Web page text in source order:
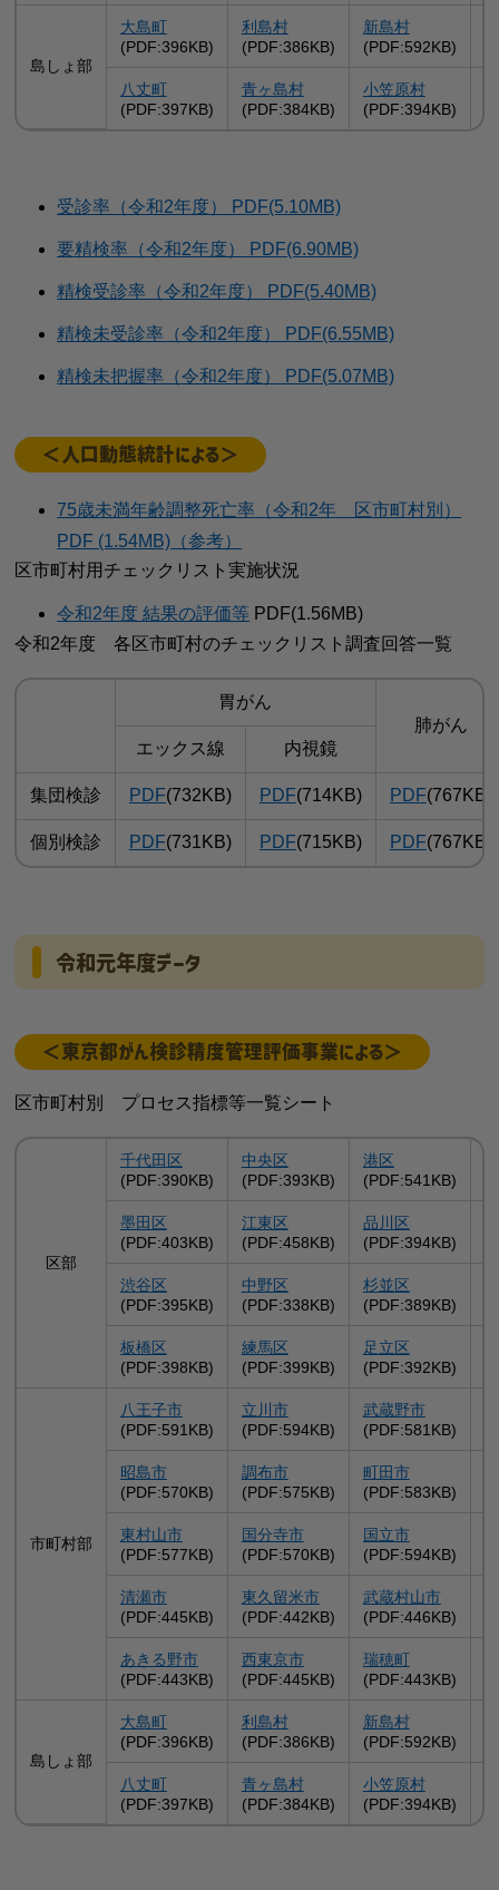
島しょ部
大島町
(PDF:396KB)
利島村
(PDF:386KB)
新島村
(PDF:592KB)
八丈町
(PDF:397KB)
青ヶ島村
(PDF:384KB)
小笠原村
(PDF:394KB)
受診率（令和2年度） PDF(5.10MB)
要精検率（令和2年度） PDF(6.90MB)
精検受診率（令和2年度） PDF(5.40MB)
精検未受診率（令和2年度） PDF(6.55MB)
精検未把握率（令和2年度） PDF(5.07MB)
＜人口動態統計による＞
75歳未満年齢調整死亡率（令和2年 区市町村別）
PDF (1.54MB)（参考）
区市町村用チェックリスト実施状況
令和2年度 結果の評価等 PDF(1.56MB)
令和2年度 各区市町村のチェックリスト調査回答一覧
胃がん
肺がん
エックス線
内視鏡
集団検診 PDF(732KB) PDF(714KB) PDF(767KB)
個別検診 PDF(731KB) PDF(715KB) PDF(767KB)
令和元年度データ
＜東京都がん検診精度管理評価事業による＞
区市町村別 プロセス指標等一覧シート
区部
千代田区
(PDF:390KB)
中央区
(PDF:393KB)
港区
(PDF:541KB)
墨田区
(PDF:403KB)
江東区
(PDF:458KB)
品川区
(PDF:394KB)
渋谷区
(PDF:395KB)
中野区
(PDF:338KB)
杉並区
(PDF:389KB)
板橋区
(PDF:398KB)
練馬区
(PDF:399KB)
足立区
(PDF:392KB)
市町村部
八王子市
(PDF:591KB)
立川市
(PDF:594KB)
武蔵野市
(PDF:581KB)
昭島市
(PDF:570KB)
調布市
(PDF:575KB)
町田市
(PDF:583KB)
東村山市
(PDF:577KB)
国分寺市
(PDF:570KB)
国立市
(PDF:594KB)
清瀬市
(PDF:445KB)
東久留米市
(PDF:442KB)
武蔵村山市
(PDF:446KB)
あきる野市
(PDF:443KB)
西東京市
(PDF:445KB)
瑞穂町
(PDF:443KB)
島しょ部
大島町
(PDF:396KB)
利島村
(PDF:386KB)
新島村
(PDF:592KB)
八丈町
(PDF:397KB)
青ヶ島村
(PDF:384KB)
小笠原村
(PDF:394KB)